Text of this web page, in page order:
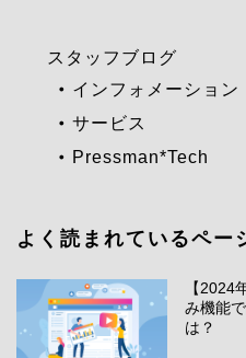
スタッフブログ
インフォメーション
サービス
Pressman*Tech
よく読まれているペー
【2024
み機能
は？